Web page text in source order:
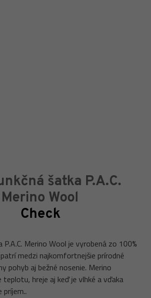
šatka P.A.C.
Merino Wool
Check
Merino Wool je vyrobená zo 100%
medzi najkomfortnejšie prírodné
pohyb aj bežné nosenie. Merino
teplotu, hreje aj keď je vlhké a vďaka
príjem..